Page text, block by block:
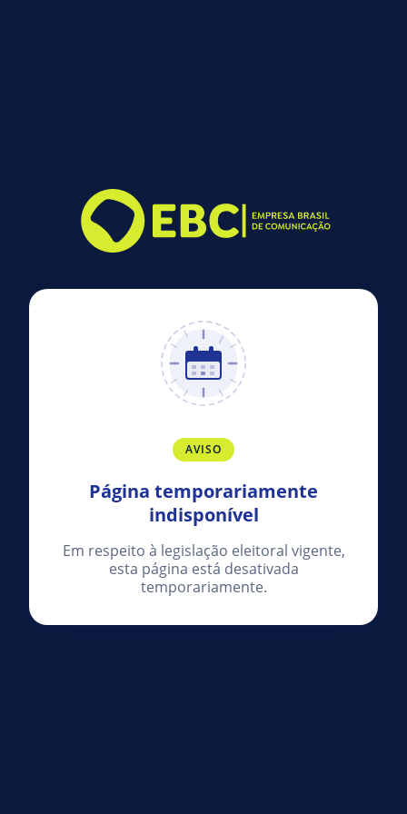
AVISO
Página temporariamente
indisponível
Em respeito à legislação eleitoral vigente,
esta página está desativada
temporariamente.